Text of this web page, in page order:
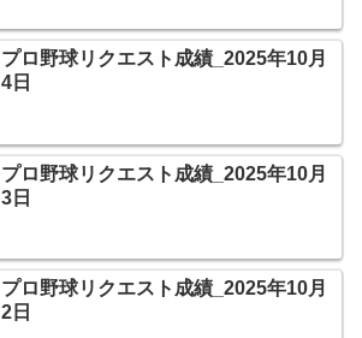
プロ野球リクエスト成績_2025年10月
4日
プロ野球リクエスト成績_2025年10月
3日
プロ野球リクエスト成績_2025年10月
2日